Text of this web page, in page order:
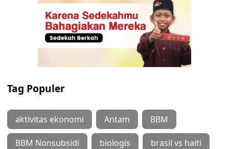
Tag Populer
aktivitas ekonomi Antam BBM
BBM Nonsubsidi biologis brasil vs haiti